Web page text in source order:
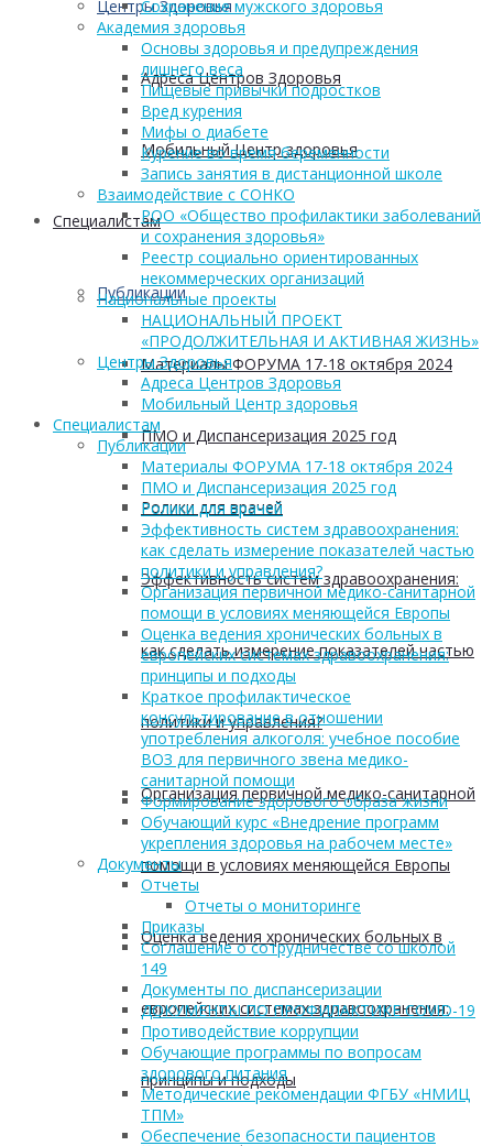
Центры Здоровья
Адреса Центров Здоровья
Мобильный Центр здоровья
Cпециалистам
Публикации
Материалы ФОРУМА 17-18 октября 2024
ПМО и Диспансеризация 2025 год
Ролики для врачей
Эффективность систем здравоохранения:
как сделать измерение показателей частью
политики и управления?
Организация первичной медико-санитарной
помощи в условиях меняющейся Европы
Оценка ведения хронических больных в
европейских системах здравоохранения:
принципы и подходы
Сохранение мужского здоровья
Академия здоровья
Основы здоровья и предупреждения
лишнего веса
Пищевые привычки подростков
Вред курения
Мифы о диабете
Курение во время беременности
Запись занятия в дистанционной школе
Взаимодействие с СОНКО
РОО «Общество профилактики заболеваний
и сохранения здоровья»
Реестр социально ориентированных
некоммерческих организаций
Национальные проекты
НАЦИОНАЛЬНЫЙ ПРОЕКТ
«ПРОДОЛЖИТЕЛЬНАЯ И АКТИВНАЯ ЖИЗНЬ»
Центры Здоровья
Адреса Центров Здоровья
Мобильный Центр здоровья
Cпециалистам
Публикации
Материалы ФОРУМА 17-18 октября 2024
ПМО и Диспансеризация 2025 год
Ролики для врачей
Эффективность систем здравоохранения:
как сделать измерение показателей частью
политики и управления?
Организация первичной медико-санитарной
помощи в условиях меняющейся Европы
Оценка ведения хронических больных в
европейских системах здравоохранения:
принципы и подходы
Краткое профилактическое
консультирование в отношении
употребления алкоголя: учебное пособие
ВОЗ для первичного звена медико-
санитарной помощи
Формирование здорового образа жизни
Обучающий курс «Внедрение программ
укрепления здоровья на рабочем месте»
Документы
Отчеты
Отчеты о мониторинге
Приказы
Соглашение о сотрудничестве со школой
149
Документы по диспансеризации
ДОКУМЕНТЫ ПО ПРОФИЛАКТИКЕ COVID-19
Противодействие коррупции
Обучающие программы по вопросам
здорового питания
Методические рекомендации ФГБУ «НМИЦ
ТПМ»
Обеспечение безопасности пациентов